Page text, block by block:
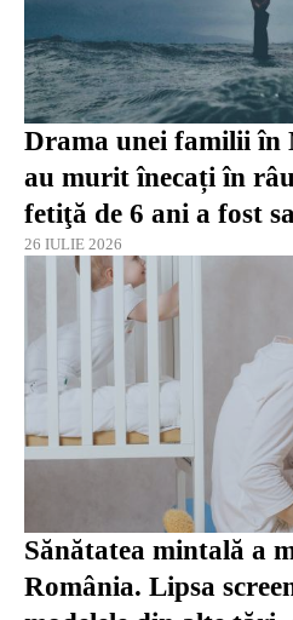
Drama unei familii în
au murit înecați în
fetiţă de 6 ani a fost
26 IULIE 2026
Sănătatea mintală a
România. Lipsa